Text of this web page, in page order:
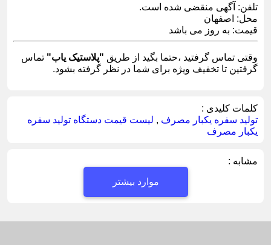
تلفن: آگهی منقضی شده است.
محل: اصفهان
قیمت: به روز می باشد
وقتی تماس گرفتید ،حتما بگید از طریق "پلاستیک یاب" تماس
گرفتین تا تخفیف ویژه برای شما در نظر گرفته بشود.
کلمات کلیدی :
تولید سفره یکبار مصرف , لیست قیمت دستگاه تولید سفره
یکبار مصرف
مشابه :
موارد بیشتر